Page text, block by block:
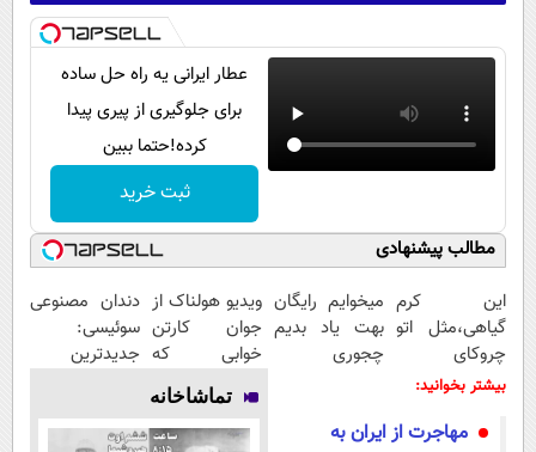
عطار ایرانی یه راه حل ساده
برای جلوگیری از پیری پیدا
کرده!حتما ببین
ثبت خرید
مطالب پیشنهادی
این کرم
گیاهی،مثل اتو
چروکای
پوستتوصاف
میخوایم رایگان
بهت یاد بدیم
چجوری
مجانیه
ویدیو هولناک از
جوان کارتن
خوابی که
میلیاردر شد.
آموزش رایگان
دندان مصنوعی
سوئیسی:
جدیدترین
پرداخت قسطی
بیشتر بخوانید:
مهاجرت از ایران به
تماشاخانه